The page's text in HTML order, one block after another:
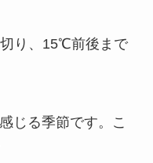
り、15℃前後まで
じる季節です。
こ